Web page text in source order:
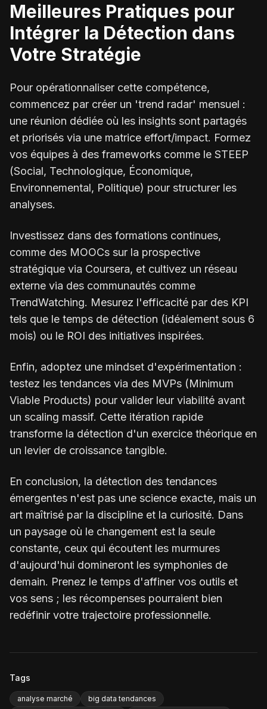
Meilleures Pratiques pour
Intégrer la Détection dans
Votre Stratégie
Pour opérationnaliser cette compétence,
commencez par créer un 'trend radar' mensuel :
une réunion dédiée où les insights sont partagés
et priorisés via une matrice effort/impact. Formez
vos équipes à des frameworks comme le STEEP
(Social, Technologique, Économique,
Environnemental, Politique) pour structurer les
analyses.
Investissez dans des formations continues,
comme des MOOCs sur la prospective
stratégique via Coursera, et cultivez un réseau
externe via des communautés comme
TrendWatching. Mesurez l'efficacité par des KPI
tels que le temps de détection (idéalement sous 6
mois) ou le ROI des initiatives inspirées.
Enfin, adoptez une mindset d'expérimentation :
testez les tendances via des MVPs (Minimum
Viable Products) pour valider leur viabilité avant
un scaling massif. Cette itération rapide
transforme la détection d'un exercice théorique en
un levier de croissance tangible.
En conclusion, la détection des tendances
émergentes n'est pas une science exacte, mais un
art maîtrisé par la discipline et la curiosité. Dans
un paysage où le changement est la seule
constante, ceux qui écoutent les murmures
d'aujourd'hui domineront les symphonies de
demain. Prenez le temps d'affiner vos outils et
vos sens ; les récompenses pourraient bien
redéfinir votre trajectoire professionnelle.
Tags
analyse marché
big data tendances